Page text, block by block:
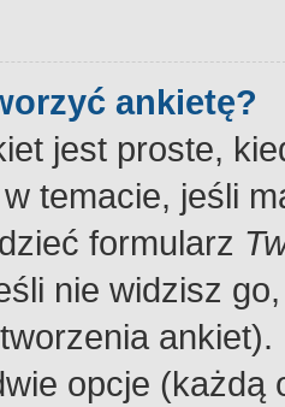
ankietę?
jest proste,
temacie, jeśli
formularz
nie widzisz
opcje